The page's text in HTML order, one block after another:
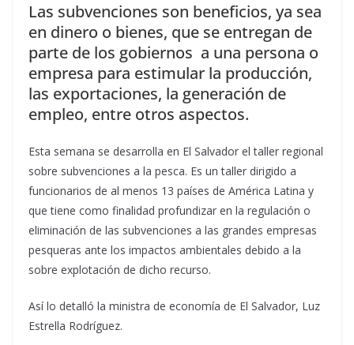
Las subvenciones son beneficios, ya sea
en dinero o bienes, que se entregan de
parte de los gobiernos a una persona o
empresa para estimular la producción,
las exportaciones, la generación de
empleo, entre otros aspectos.
Esta semana se desarrolla en El Salvador el taller regional
sobre subvenciones a la pesca. Es un taller dirigido a
funcionarios de al menos 13 países de América Latina y
que tiene como finalidad profundizar en la regulación o
eliminación de las subvenciones a las grandes empresas
pesqueras ante los impactos ambientales debido a la
sobre explotación de dicho recurso.
Así lo detalló la ministra de economía de El Salvador, Luz
Estrella Rodríguez.